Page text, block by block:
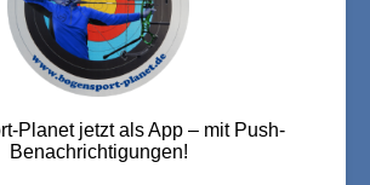
Planet jetzt als App – mit Push-
Benachrichtigungen!